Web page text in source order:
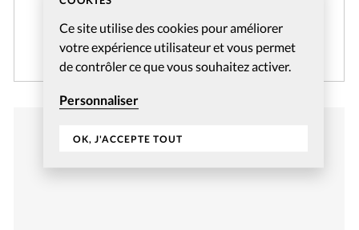
Ce site utilise des cookies pour améliorer
votre expérience utilisateur et vous permet
de contrôler ce que vous souhaitez activer.
Personnaliser
OK, J'ACCEPTE TOUT
réservés aux abonnés pendant 14 jours.
CRÉER MON COMPTE